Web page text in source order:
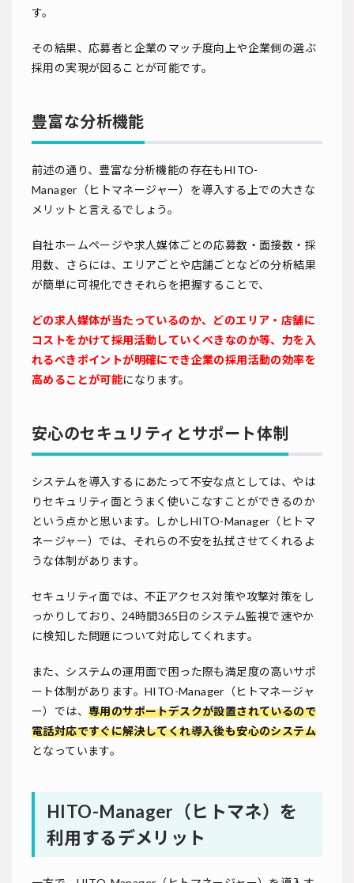
す。
その結果、応募者と企業のマッチ度向上や企業側の選ぶ
採用の実現が図ることが可能です。
豊富な分析機能
前述の通り、豊富な分析機能の存在もHITO-
Manager（ヒトマネージャー）を導入する上での大きな
メリットと言えるでしょう。
自社ホームページや求人媒体ごとの応募数・面接数・採
用数、さらには、エリアごとや店舗ごとなどの分析結果
が簡単に可視化できそれらを把握することで、
どの求人媒体が当たっているのか、どのエリア・店舗に
コストをかけて採用活動していくべきなのか等、力を入
れるべきポイントが明確にでき企業の採用活動の効率を
高めることが可能になります。
安心のセキュリティとサポート体制
システムを導入するにあたって不安な点としては、やは
りセキュリティ面とうまく使いこなすことができるのか
という点かと思います。しかしHITO-Manager（ヒトマ
ネージャー）では、それらの不安を払拭させてくれるよ
うな体制があります。
セキュリティ面では、不正アクセス対策や攻撃対策をし
っかりしており、24時間365日のシステム監視で速やか
に検知した問題について対応してくれます。
また、システムの運用面で困った際も満足度の高いサポ
ート体制があります。HITO-Manager（ヒトマネージャ
ー）では、 専用のサポートデスクが設置されているので
電話対応ですぐに解決してくれ導入後も安心のシステム
となっています。
HITO-Manager（ヒトマネ）を
利用するデメリット